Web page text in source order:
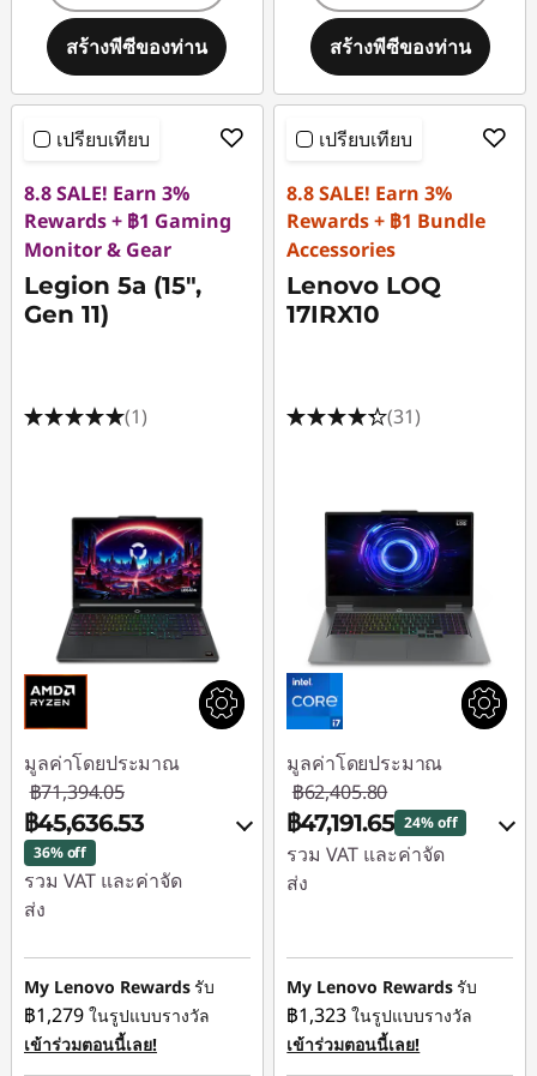
สร้างพีซีของท่าน สร้างพีซีของท่าน
เปรียบเทียบ
8.8 SALE! Earn 3%
Rewards + ฿1 Gaming
Monitor & Gear
Legion 5a (15",
Gen 11)
(1)
มูลค่าโดยประมาณ
฿71,394.05
฿45,636.53
36% off
รวม VAT และค่าจัด
ส่ง
ประหยัดทันที :-
฿25,757.52
ใช้ eCoupon :
88SALETH
My Lenovo Rewardsรับ
฿1,279 ในรูปแบบรางวัล
เข้าร่วมตอนนี้เลย!
เปรียบเทียบ
8.8 SALE! Earn 3%
Rewards + ฿1 Bundle
Accessories
Lenovo LOQ
17IRX10
(31)
มูลค่าโดยประมาณ
฿62,405.80
฿47,191.65 24% off
รวม VAT และค่าจัด
ส่ง
฿15,214.15
ใช้ eCoupon :
88SALETH
My Lenovo Rewardsรับ
฿1,323 ในรูปแบบรางวัล
เข้าร่วมตอนนี้เลย!